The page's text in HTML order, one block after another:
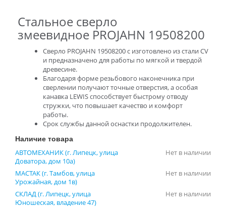
Стальное сверло
змеевидное PROJAHN 19508200
Сверло PROJAHN 19508200 с изготовлено из стали CV
и предназначено для работы по мягкой и твердой
древесине.
Благодаря форме резьбового наконечника при
сверлении получают точные отверстия, а особая
канавка LEWIS способствует быстрому отводу
стружки, что повышает качество и комфорт
работы.
Срок службы данной оснастки продолжителен.
Наличие товара
АВТОМЕХАНИК (г. Липецк, улица
Доватора, дом 10а)
Нет в наличии
МАСТАК (г. Тамбов, улица
Урожайная, дом 1в)
Нет в наличии
СКЛАД (г. Липецк, улица
Юношеская, владение 47)
Нет в наличии